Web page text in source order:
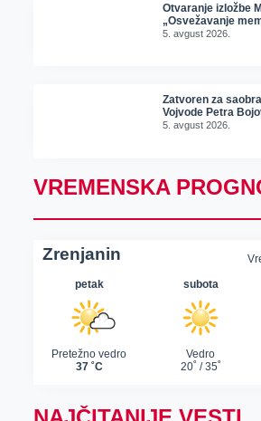
Otvaranje izložbe
„Osvežavanje
5. avgust 2026.
Zatvoren za
Vojvode Petra
5. avgust 2026.
VREMENSKA